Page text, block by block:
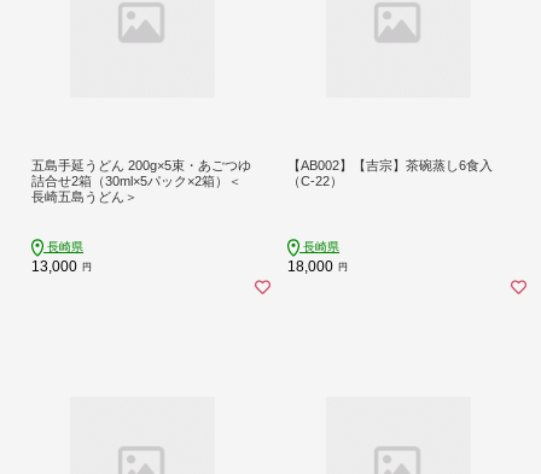
五島手延うどん 200g×5束・あごつゆ
詰合せ2箱（30ml×5パック×2箱）＜
長崎五島うどん＞
長崎県
13,000 円
【AB002】【吉宗】茶碗蒸し6食入
（C-22）
長崎県
18,000 円